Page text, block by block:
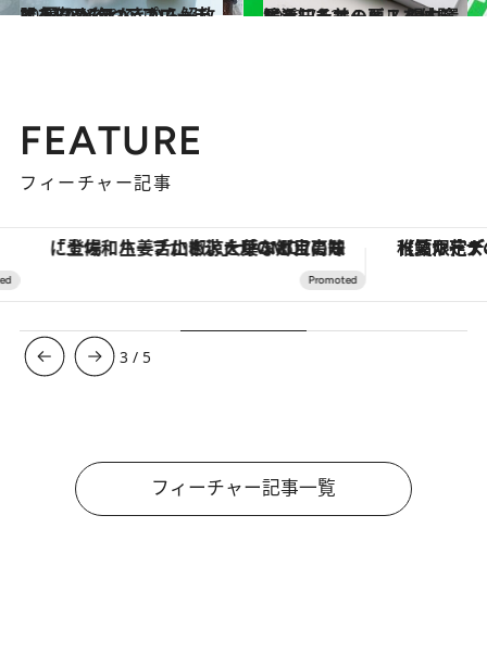
2019.7.23
肌を傷めないアプローチで 夏のベタつきから解放する7アイテム
ビューティ＆ヘルス 2020.7.12
腸活こそ美の要！ 腸内環境を知るサービスを体験しました
ビューティ＆ヘルス
FEATURE
フィーチャー記事
「土佐和ハーブかき氷」がOMO7高知に登場！生姜、山椒、大葉など目にも舌にも涼を呼ぶ郷土の味 【夏限定ディナーコース】旬を
3 / 5
フィーチャー記事一覧